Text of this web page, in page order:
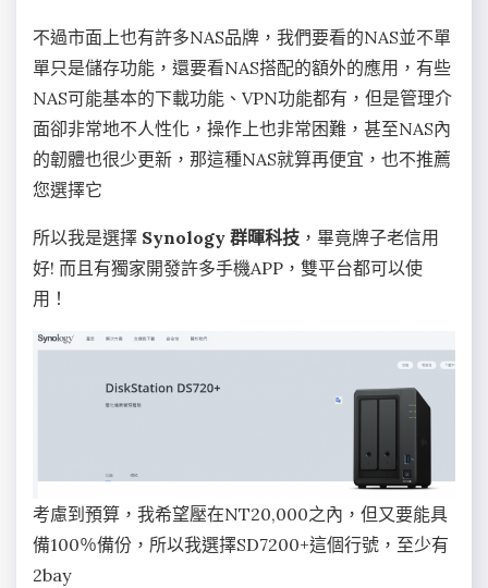
不過市面上也有許多NAS品牌，我們要看的NAS並不單
單只是儲存功能，還要看NAS搭配的額外的應用，有些
NAS可能基本的下載功能、VPN功能都有，但是管理介
面卻非常地不人性化，操作上也非常困難，甚至NAS內
的韌體也很少更新，那這種NAS就算再便宜，也不推薦
您選擇它
所以我是選擇 Synology 群暉科技 ，畢竟牌子老信用
好! 而且有獨家開發許多手機APP，雙平台都可以使
用！
考慮到預算，我希望壓在NT20,000之內，但又要能具
備100％備份，所以我選擇SD7200+這個行號，至少有
2bay